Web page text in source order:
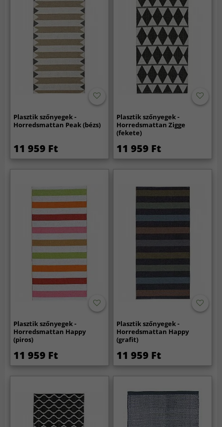
Plasztik szőnyegek -
Horredsmattan Peak (bézs)
11 959 Ft
Plasztik szőnyegek -
Horredsmattan Zigge
(fekete)
11 959 Ft
Plasztik szőnyegek -
Horredsmattan Happy
(piros)
11 959 Ft
Plasztik szőnyegek -
Horredsmattan Happy
(grafit)
11 959 Ft